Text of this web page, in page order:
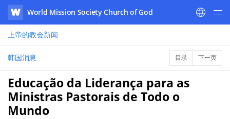
WATV
World Mission Society Church of God
上帝的教会新闻
韩国消息 目录 下一页
Educação da Liderança para as
Ministras Pastorais de Todo o
Mundo